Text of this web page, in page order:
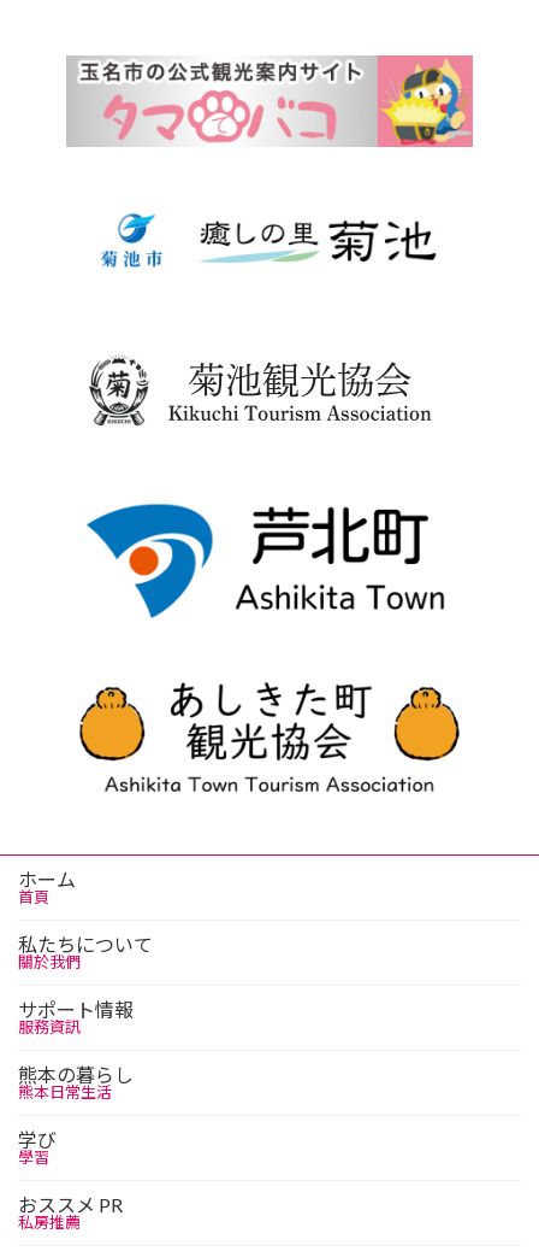
ホーム
首頁
私たちについて
關於我們
サポート情報
服務資訊
熊本の暮らし
熊本日常生活
学び
學習
おススメ PR
私房推薦